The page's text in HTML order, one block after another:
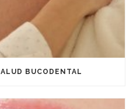
BUCODENTAL